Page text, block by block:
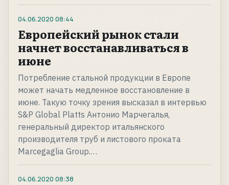
04.06.2020 08:44
Европейский рынок стали
начнет восстанавливаться в
июне
Потребление стальной продукции в Европе
может начать медленное восстановление в
июне. Такую точку зрения высказал в интервью
S&P Global Platts Антонио Марчегалья,
генеральный директор итальянского
производителя труб и листового проката
Marcegaglia Group.…
04.06.2020 08:38